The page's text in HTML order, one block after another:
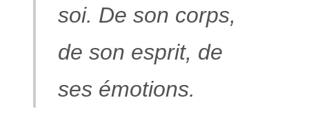
soi. De son corps,
de son esprit, de
ses émotions.